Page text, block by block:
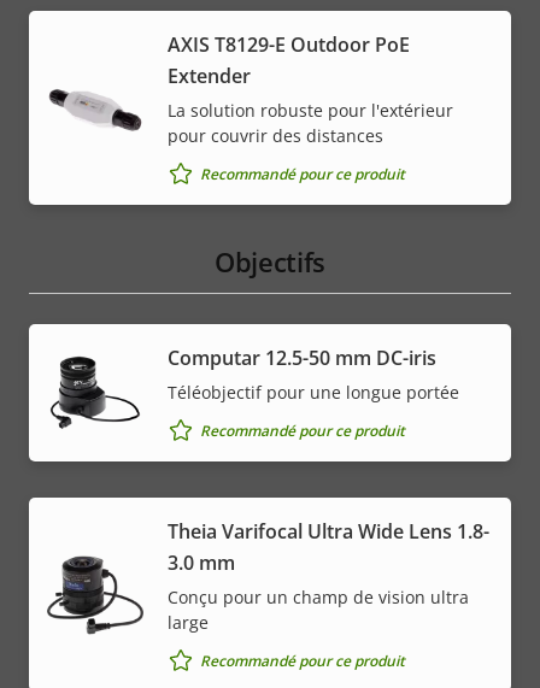
AXIS T8129-E Outdoor PoE
Extender
La solution robuste pour l'extérieur
pour couvrir des distances
Recommandé pour ce produit
Objectifs
Computar 12.5-50 mm DC-iris
Téléobjectif pour une longue portée
Recommandé pour ce produit
Theia Varifocal Ultra Wide Lens 1.8-
3.0 mm
Conçu pour un champ de vision ultra
large
Recommandé pour ce produit